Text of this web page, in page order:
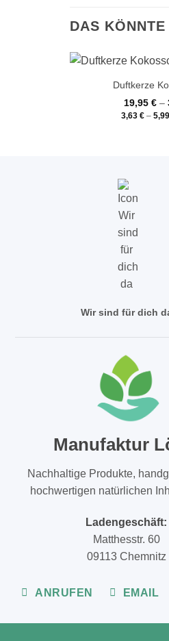
DAS
+
Duftkerze
19,95 € –
3,63 €– 5,99
Wir sind für dich
Manufaktur
Nachhaltige Produkte,
hochwertigen natürlichen
Ladengeschäft:
Matthesstr. 60
09113 Chemnitz
ANRUFEN EMAIL